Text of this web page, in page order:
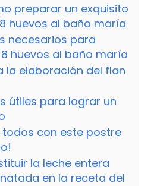
preparar un exquisito
huevos al baño maría
necesarios para
huevos al baño maría
la elaboración del flan
útiles para lograr un
todos con este postre
la leche entera
en la receta del